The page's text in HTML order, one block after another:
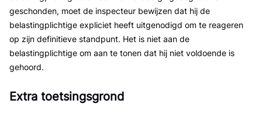
geschonden, moet de inspecteur bewijzen dat hij de
belastingplichtige expliciet heeft uitgenodigd om te reageren
op zijn definitieve standpunt. Het is niet aan de
belastingplichtige om aan te tonen dat hij niet voldoende is
gehoord.
Extra toetsingsgrond